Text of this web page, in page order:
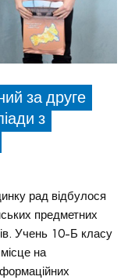
за друге
з
рад відбулося
предметних
Учень 10-Б класу
на